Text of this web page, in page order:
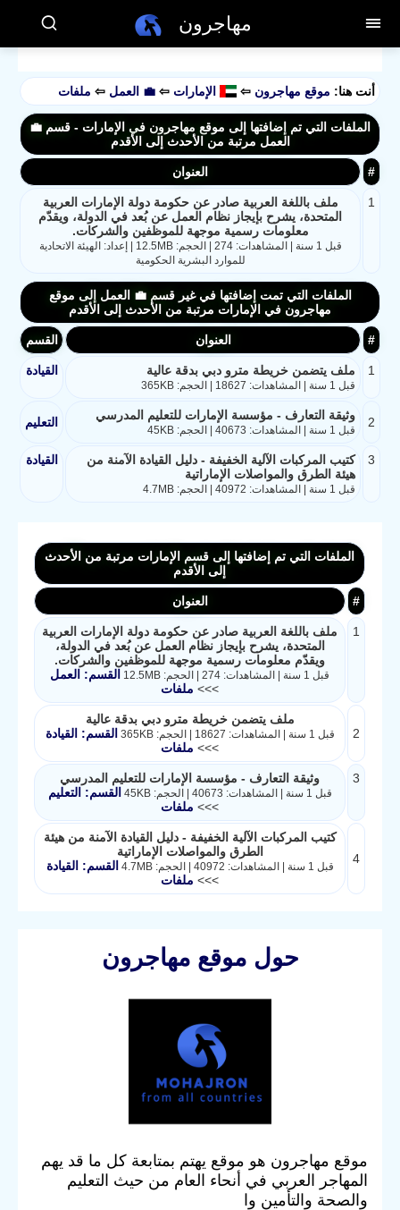
مهاجرون
أنت هنا: موقع مهاجرون ⇦ الإمارات ⇦ 💼 العمل ⇦ملفات
الملفات التي تم إضافتها إلى موقع مهاجرون في الإمارات - قسم 💼
العمل مرتبة من الأحدث إلى الأقدم
# العنوان
1
ملف باللغة العربية صادر عن حكومة دولة الإمارات العربية
المتحدة، يشرح بإيجاز نظام العمل عن بُعد في الدولة، ويقدّم
معلومات رسمية موجهة للموظفين والشركات.
قبل 1 سنة | المشاهدات: 274 | الحجم: 12.5MB | إعداد: الهيئة الاتحادية
للموارد البشرية الحكومية
الملفات التي تمت إضافتها في غير قسم 💼 العمل إلى موقع
مهاجرون في الإمارات مرتبة من الأحدث إلى الأقدم
# العنوان القسم
1 ملف يتضمن خريطة مترو دبي بدقة عالية
قبل 1 سنة | المشاهدات: 18627 | الحجم: 365KB
القيادة
2 وثيقة التعارف - مؤسسة الإمارات للتعليم المدرسي
قبل 1 سنة | المشاهدات: 40673 | الحجم: 45KB
التعليم
3
كتيب المركبات الآلية الخفيفة - دليل القيادة الآمنة من
هيئة الطرق والمواصلات الإماراتية
قبل 1 سنة | المشاهدات: 40972 | الحجم: 4.7MB
القيادة
الملفات التي تم إضافتها إلى قسم الإمارات مرتبة من الأحدث
إلى الأقدم
# العنوان
1
ملف باللغة العربية صادر عن حكومة دولة الإمارات العربية
المتحدة، يشرح بإيجاز نظام العمل عن بُعد في الدولة،
ويقدّم معلومات رسمية موجهة للموظفين والشركات.
قبل 1 سنة | المشاهدات: 274 | الحجم: 12.5MB
القسم: العمل
>>> ملفات
2
ملف يتضمن خريطة مترو دبي بدقة عالية
قبل 1 سنة | المشاهدات: 18627 | الحجم: 365KB
القسم: القيادة
>>> ملفات
3 وثيقة التعارف - مؤسسة الإمارات للتعليم المدرسي
قبل 1 سنة | المشاهدات: 40673 | الحجم: 45KB
القسم: التعليم
>>> ملفات
4
كتيب المركبات الآلية الخفيفة - دليل القيادة الآمنة من هيئة
الطرق والمواصلات الإماراتية
قبل 1 سنة | المشاهدات: 40972 | الحجم: 4.7MB
القسم: القيادة
>>> ملفات
حول موقع مهاجرون
موقع مهاجرون هو موقع يهتم بمتابعة كل ما قد يهم
المهاجر العربي في أنحاء العام من حيث التعليم
والصحة والتأمين وا